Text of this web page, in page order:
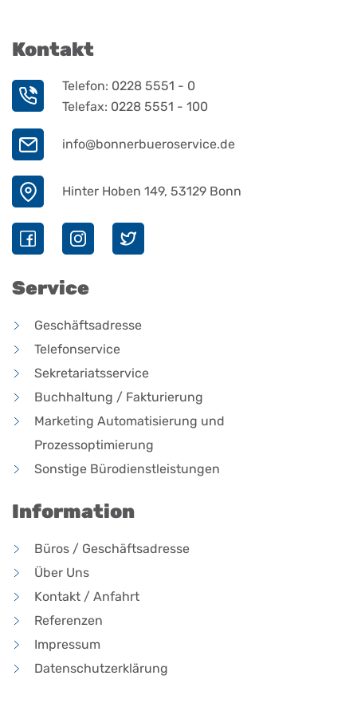
Kontakt
Telefon: 0228 5551 - 0
Telefax: 0228 5551 - 100
info@bonnerbueroservice.de
Hinter Hoben 149, 53129 Bonn
Service
Geschäftsadresse
Telefonservice
Sekretariatsservice
Buchhaltung / Fakturierung
Marketing Automatisierung und
Prozessoptimierung
Sonstige Bürodienstleistungen
Information
Büros / Geschäftsadresse
Über Uns
Kontakt / Anfahrt
Referenzen
Impressum
Datenschutzerklärung